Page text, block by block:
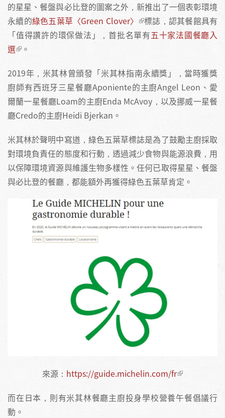
的星星、餐盤與必比登的圖案之外，新推出了一個表彰環境
永續的綠色五葉草〈Green Clover〉
標誌，認其餐館具有
「值得讚許的環保做法」，首批名單有五十家法國餐廳入
選
。
2019年，米其林曾頒發「米其林指南永續獎」，當時獲獎
廚師有西班牙三星餐廳Aponiente的主廚Angel Leon、愛
爾蘭一星餐廳Loam的主廚Enda McAvoy，以及挪威一星餐
廳Credo的主廚Heidi Bjerkan。
米其林於聲明中寫道，綠色五葉草標誌是為了鼓勵主廚採取
對環境負責任的態度和行動，透過減少食物與能源浪費，用
以保障環境資源與維護生物多樣性。任何已取得星星、餐盤
與必比登的餐廳，都能額外再獲得綠色五葉草肯定。
來源： https://guide.michelin.com/fr
而在日本，則有米其林餐廳主廚投身學校營養午餐倡議行
動。